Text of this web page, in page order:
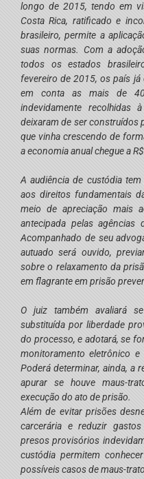
longo de 2015, tendo em
Costa Rica, ratificado e
brasileiro, permite a
suas normas. Com a
todos os estados
fevereiro de 2015, os país já
em conta as mais de
indevidamente
deixaram de ser construídos
que vinha crescendo de
a economia anual chegue a
A audiência de custódia
aos direitos fundamentais
meio de apreciação mais
antecipada pelas agências
Acompanhado de seu
autuado será ouvido,
sobre o relaxamento da
em flagrante em prisão
O juiz também avaliará
substituída por liberdade
do processo, e adotará, se
monitoramento eletrônico e
Poderá determinar, ainda, a
apurar se houve maus-
execução do ato de prisão.
Além de evitar prisões
carcerária e reduzir
presos provisórios
custódia permitem
possíveis casos de maus-